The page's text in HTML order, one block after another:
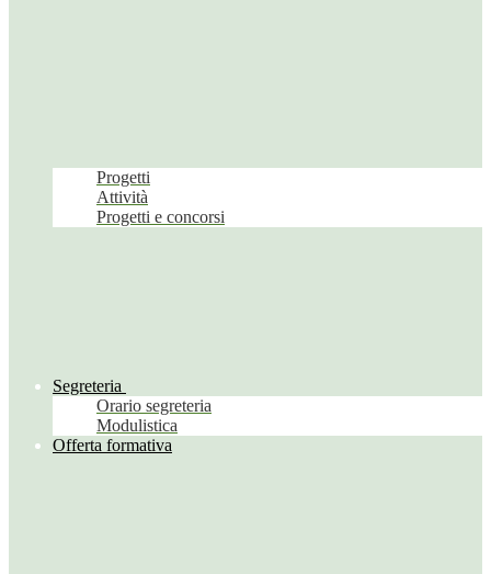
Progetti
Attività
Progetti e concorsi
Segreteria
Orario segreteria
Modulistica
Offerta formativa